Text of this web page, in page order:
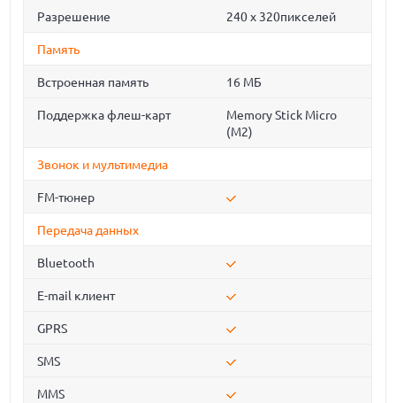
Разрешение 240 х 320пикселей
Память
Встроенная память 16 МБ
Поддержка флеш-карт
Memory Stick Micro
(M2)
Звонок и мультимедиа
FM-тюнер
Передача данных
Bluetooth
E-mail клиент
GPRS
SMS
MMS